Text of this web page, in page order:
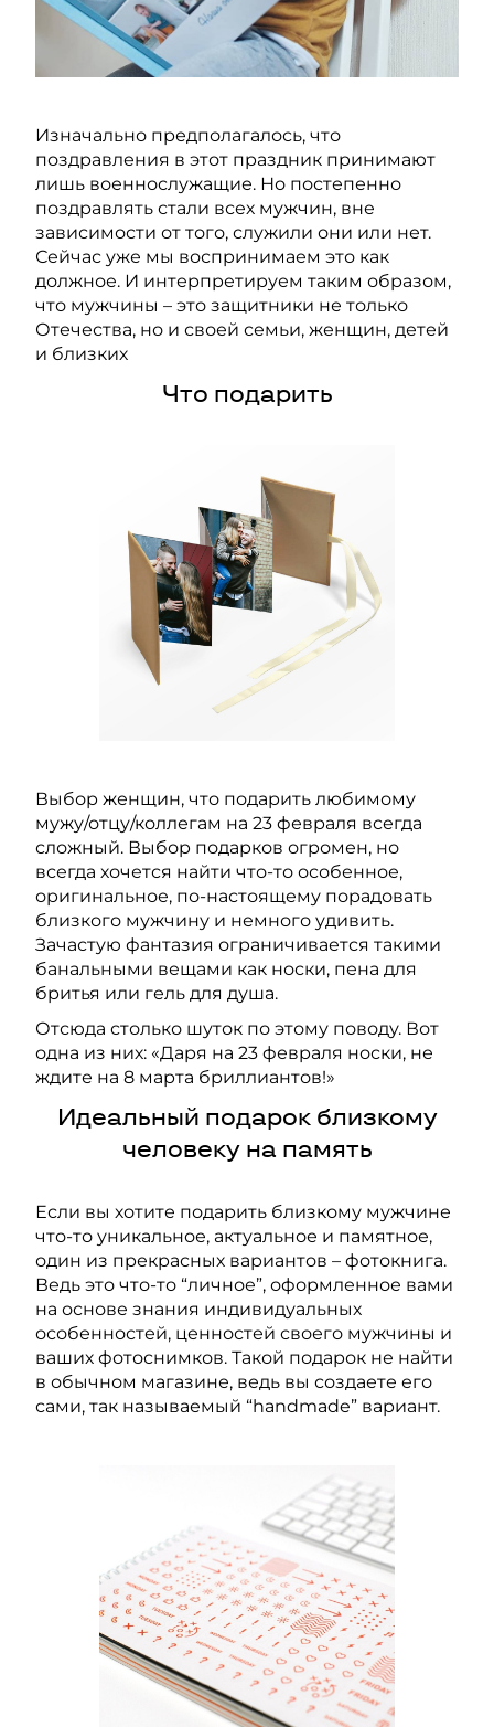
Изначально предполагалось, что
поздравления в этот праздник принимают
лишь военнослужащие. Но постепенно
поздравлять стали всех мужчин, вне
зависимости от того, служили они или нет.
Сейчас уже мы воспринимаем это как
должное. И интерпретируем таким образом,
что мужчины – это защитники не только
Отечества, но и своей семьи, женщин, детей
и близких
Что подарить
Выбор женщин, что подарить любимому
мужу/отцу/коллегам на 23 февраля всегда
сложный. Выбор подарков огромен, но
всегда хочется найти что-то особенное,
оригинальное, по-настоящему порадовать
близкого мужчину и немного удивить.
Зачастую фантазия ограничивается такими
банальными вещами как носки, пена для
бритья или гель для душа.
Отсюда столько шуток по этому поводу. Вот
одна из них: «Даря на 23 февраля носки, не
ждите на 8 марта бриллиантов!»
Идеальный подарок близкому
человеку на память
Если вы хотите подарить близкому мужчине
что-то уникальное, актуальное и памятное,
один из прекрасных вариантов – фотокнига.
Ведь это что-то “личное”, оформленное вами
на основе знания индивидуальных
особенностей, ценностей своего мужчины и
ваших фотоснимков. Такой подарок не найти
в обычном магазине, ведь вы создаете его
сами, так называемый “handmade” вариант.